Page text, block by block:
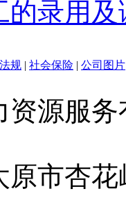
录用及
规 | 社会保险 | 公司图片
资源服
市杏